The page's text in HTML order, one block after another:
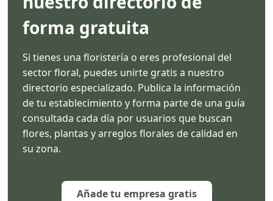
forma gratuita
Si tienes una floristería o eres profesional del
sector floral, puedes unirte gratis a nuestro
directorio especializado. Publica la información
de tu establecimiento y forma parte de una guía
consultada cada día por usuarios que buscan
flores, plantas y arreglos florales de calidad en
su zona.
Añade tu empresa gratis